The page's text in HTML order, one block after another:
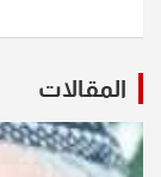
المقالات